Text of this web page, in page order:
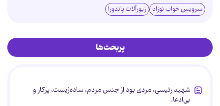
سرویس خواب نوزاد زیورآلات پاندورا
پربحث‌ها
شهید رئیسی، مردی بود از جنس مردم، ساده‌زیست، پرکار و
بی‌ادعا.